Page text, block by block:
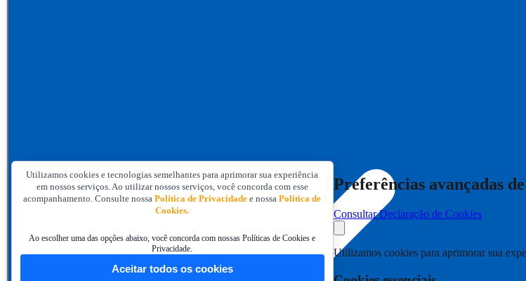
Utilizamos cookies e tecnologias semelhantes para aprimorar sua experiência
em nossos serviços. Ao utilizar nossos serviços, você concorda com esse
acompanhamento. Consulte nossaPolítica de Privacidade e nossaPolítica de
Cookies.
Ao escolher uma das opções abaixo, você concorda com nossas Políticas de Cookies e
Privacidade.
Aceitar todos os cookies
Preferências avançadas
Consultar Declaração de Cookies
Utilizamos cookies para aprimorar sua